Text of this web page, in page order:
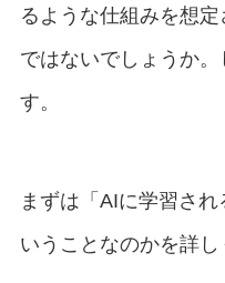
るような仕組みを想
ではないでしょうか
す。
まずは「AIに学習さ
いうことなのかを詳し